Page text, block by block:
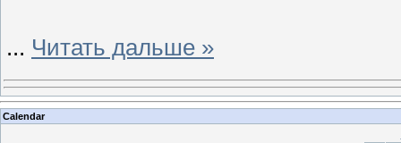
... Читать дальше »
Calendar